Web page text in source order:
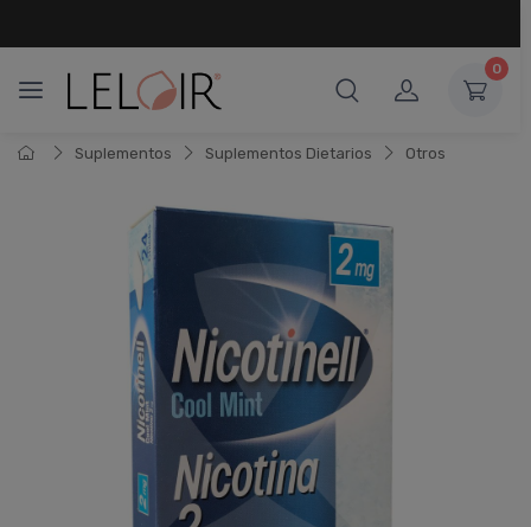
0
Suplementos Suplementos Dietarios Otros